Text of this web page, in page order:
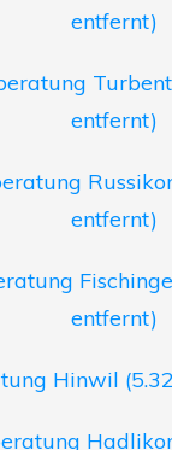
entfernt)
entfernt)
entfernt)
entfernt)
Hinwil